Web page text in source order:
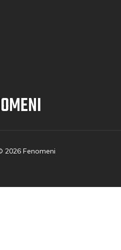
2026 Fenomeni